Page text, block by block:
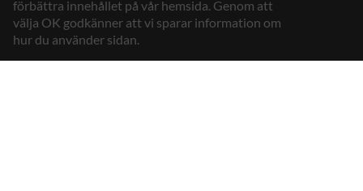
förbättra innehållet på vår hemsida. Genom att
välja OK godkänner att vi sparar information om
hur du använder sidan.